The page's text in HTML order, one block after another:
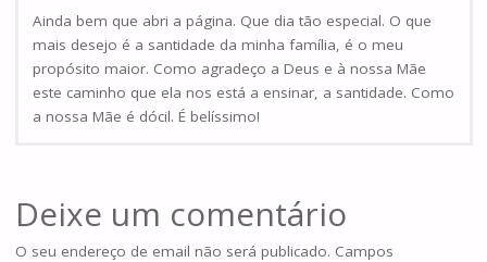
Ainda bem que abri a página. Que dia tão especial. O que
mais desejo é a santidade da minha família, é o meu
propósito maior. Como agradeço a Deus e à nossa Mãe
este caminho que ela nos está a ensinar, a santidade. Como
a nossa Mãe é dócil. É belíssimo!
Deixe um comentário
O seu endereço de email não será publicado. Campos